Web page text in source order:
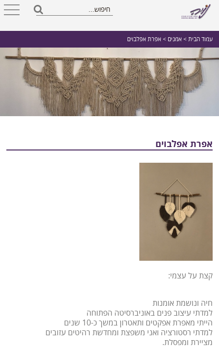
עמוד הבית > אמנים > אפרת אפלבוים
אפרת אפלבוים
קצת על עצמי:
חיה ונושמת אומנות
למדתי עיצוב פנים באוניברסיטה הפתוחה
הייתי מאפרת אפקטים ותאטרון במשך כ-10 שנים
למדתי רסטורציה ואני משפצת ומחדשת רהיטים עזובים
מציירת ומפסלת.